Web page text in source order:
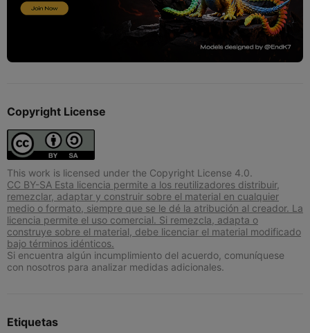
Copyright License
This work is licensed under the Copyright License 4.0.
CC BY-SA Esta licencia permite a los reutilizadores distribuir,
remezclar, adaptar y construir sobre el material en cualquier
medio o formato, siempre que se le dé la atribución al creador. La
licencia permite el uso comercial. Si remezcla, adapta o
construye sobre el material, debe licenciar el material modificado
bajo términos idénticos.
Si encuentra algún incumplimiento del acuerdo, comuníquese
con nosotros para analizar medidas adicionales.
Etiquetas